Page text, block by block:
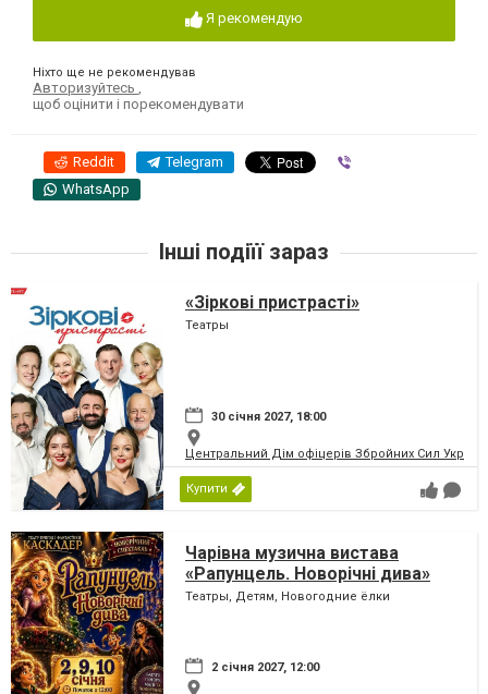
Я рекомендую
Ніхто ще не рекомендував
Авторизуйтесь
щоб оцінити і порекомендувати
Reddit Telegram
WhatsApp
Інші подіїї зараз
«Зіркові пристрасті»
Театры
30 січня 2027, 18:00
Центральний Дім офіцерів Збройних Сил
Купити
Чарівна музична вистава
«Рапунцель. Новорічні дива»
Театры, Детям, Новогодние ёлки
2 січня 2027, 12:00